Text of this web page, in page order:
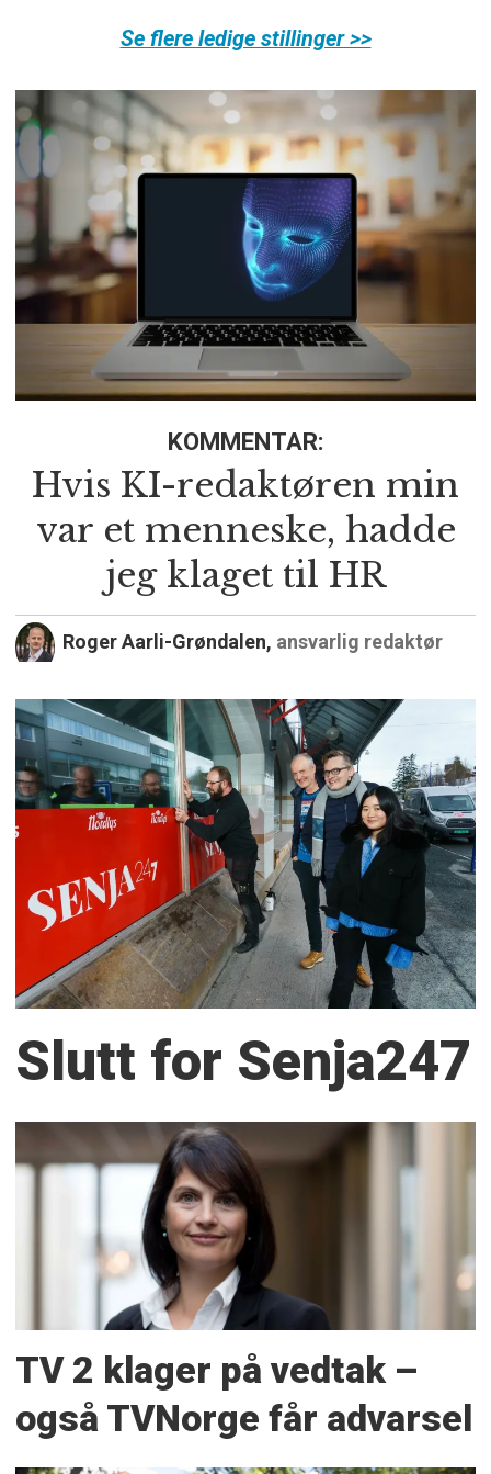
Se flere ledige stillinger >>
KOMMENTAR:
Hvis KI-redaktøren min
var et menneske, hadde
jeg klaget til HR
Roger Aarli-Grøndalen, ansvarlig redaktør
Slutt for Senja247
TV 2 klager på vedtak –
også TVNorge får advarsel